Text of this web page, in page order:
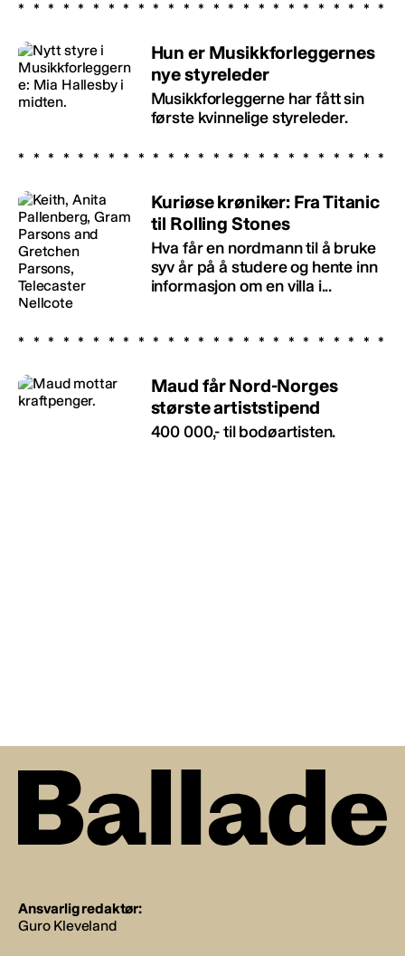
Hun er Musikkforleggernes
nye styreleder
Musikkforleggerne har fått sin
første kvinnelige styreleder.
Kuriøse krøniker: Fra Titanic
til Rolling Stones
Hva får en nordmann til å bruke
syv år på å studere og hente inn
informasjon om en villa i...
Maud får Nord-Norges
største artiststipend
400 000,- til bodøartisten.
Ansvarlig redaktør:
Guro Kleveland